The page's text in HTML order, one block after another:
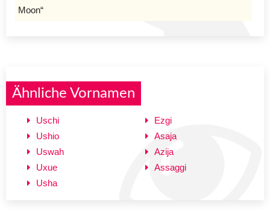
Moon“
Ähnliche Vornamen
Uschi
Ushio
Uswah
Uxue
Usha
Ezgi
Asaja
Azija
Assaggi